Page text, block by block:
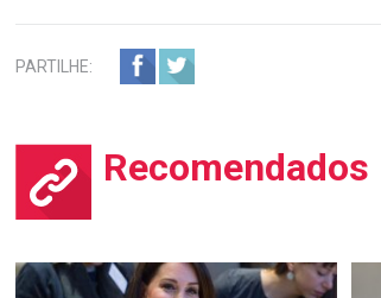
PARTILHE:
Recomendados